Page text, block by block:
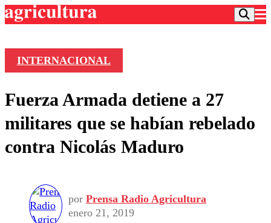
Frecuencias
Agricultura TV
Deportes
Colo Colo
Seleccion Chilena
Torneo Internacional
Entretención
Economía
Internacional
Publicaciones en medios
Opinión
INTERNACIONAL
Fuerza Armada detiene a 27
militares que se habían rebelado
contra Nicolás Maduro
por Prensa Radio Agricultura
enero 21, 2019